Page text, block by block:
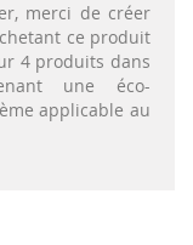
merci de créer
ce produit
4 produits dans
une éco-
applicable au